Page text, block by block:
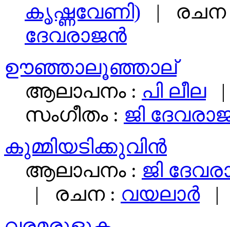
കൃഷ്ണവേണി) | രചന
ദേവരാജൻ
ഊഞ്ഞാലൂഞ്ഞാല്
ആലാപനം : പി ലീല|
സംഗീതം : ജി
കുമ്മിയടിക്കുവിൻ
ആലാപനം : ജി
| രചന : വയലാര്‍|